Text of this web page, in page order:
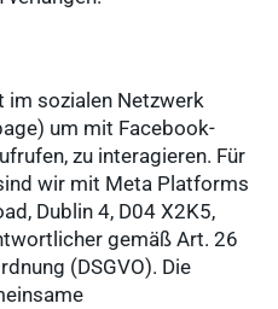
im sozialen Netzwerk
um mit Facebook-
zu interagieren. Für
wir mit Meta Platforms
Dublin 4, D04 X2K5,
gemäß Art. 26
(DSGVO). Die